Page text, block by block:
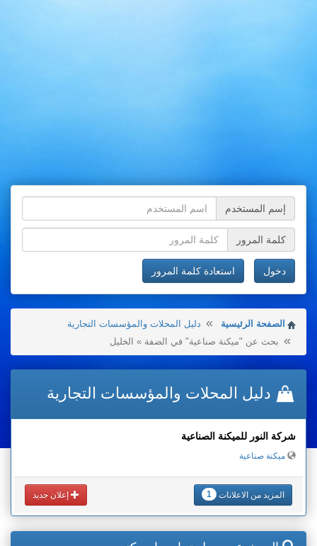
إسم المستخدم
كلمة المرور
دخول استعادة كلمة المرور
الصفحة الرئيسية
دليل المحلات والمؤسسات التجارية
بحث عن "ميكنة صناعية" في الضفة » الخليل
دليل المحلات والمؤسسات التجارية
شركة النور للميكنة الصناعية
ميكنة صناعية
المزيد من الاعلانات 1 إعلان جديد